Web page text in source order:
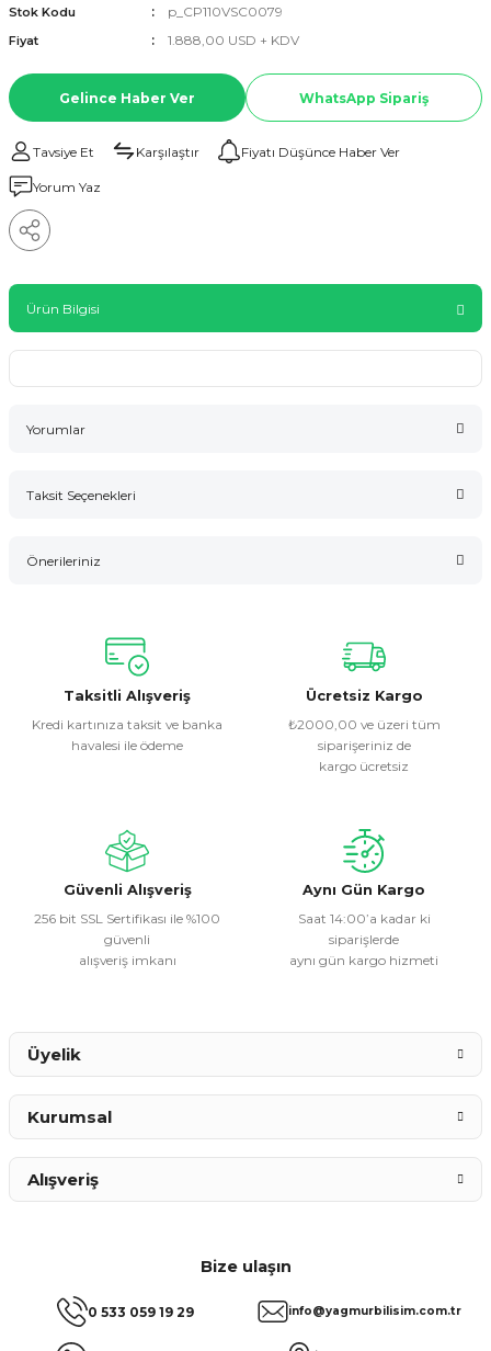
Stok Kodu p_CP110VSC0079
Fiyat 1.888,00 USD + KDV
Gelince Haber Ver WhatsApp Sipariş
Tavsiye Et Karşılaştır Fiyatı Düşünce Haber Ver
Yorum Yaz
Ürün Bilgisi
Yorumlar
Taksit Seçenekleri
Önerileriniz
konularda yetersiz gördüğünüz noktaları öneri formunu
kullanarak tarafımıza iletebilirsiniz.
Görüş ve önerileriniz için teşekkür ederiz.
Ürün resmi kalitesiz, bozuk veya görüntülenemiyor.
Ürün fiyatı diğer sitelerden daha pahalı.
Bu ürüne benzer farklı alternatifler olmalı.
Taksitli Alışveriş
Kredi kartınıza taksit ve banka
havalesi ile ödeme
Ücretsiz Kargo
₺2000,00 ve üzeri tüm
siparişeriniz de
kargo ücretsiz
Güvenli Alışveriş
256 bit SSL Sertifikası ile %100
güvenli
alışveriş imkanı
Aynı Gün Kargo
Saat 14:00’a kadar ki
siparişlerde
aynı gün kargo hizmeti
Bize ulaşın
0 533 059 19 29 info@yagmurbilisim.com.tr
Üyelik
Kurumsal
Alışveriş